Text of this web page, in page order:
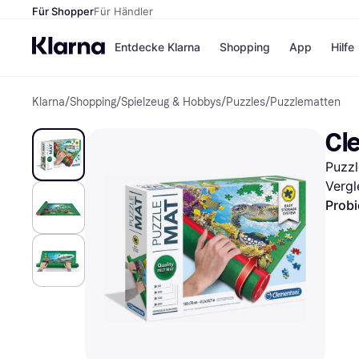
Für ShopperFür Händler
Entdecke Klarna
Zahlungsmethoden
Bezahle in bis zu 30
Tagen
Ratenzahlung
Shopping
Shops
eBay
Temu
SHEIN
App Hilfe
Klarna/Shopping/Spielzeug & Hobbys/Puzzles/Puzzlematten